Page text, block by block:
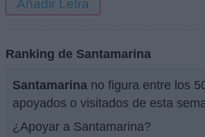
Añadir Letra
Ranking de Santamarina
Santamarina no figura entre los
apoyados o visitados de esta
¿Apoyar a Santamarina?